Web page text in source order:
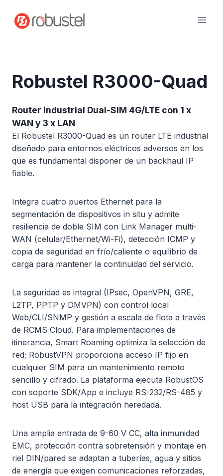
contenido
Robustel R3000-Quad
Router industrial Dual-SIM 4G/LTE con 1 x
WAN y 3 x LAN
El Robustel R3000-Quad es un router LTE industrial
diseñado para entornos eléctricos adversos en los
que es fundamental disponer de un backhaul IP
fiable.
Integra cuatro puertos Ethernet para la
segmentación de dispositivos in situ y admite
resiliencia de doble SIM con Link Manager multi-
WAN (celular/Ethernet/Wi-Fi), detección ICMP y
copia de seguridad en frío/caliente o equilibrio de
carga para mantener la continuidad del servicio.
La seguridad es integral (IPsec, OpenVPN, GRE,
L2TP, PPTP y DMVPN) con control local
Web/CLI/SNMP y gestión a escala de flota a través
de RCMS Cloud. Para implementaciones de
itinerancia, Smart Roaming optimiza la selección de
red; RobustVPN proporciona acceso IP fijo en
cualquier SIM para un mantenimiento remoto
sencillo y cifrado. La plataforma ejecuta RobustOS
con soporte SDK/App e incluye RS-232/RS-485 y
host USB para la integración heredada.
Una amplia entrada de 9-60 V CC, alta inmunidad
EMC, protección contra sobretensión y montaje en
riel DIN/pared se adaptan a tuberías, agua y sitios
de energía que exigen comunicaciones reforzadas,